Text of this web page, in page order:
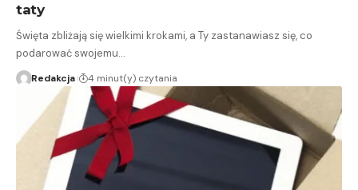
taty
Święta zbliżają się wielkimi krokami, a Ty zastanawiasz się, co
podarować swojemu…
Redakcja 4 minut(y) czytania